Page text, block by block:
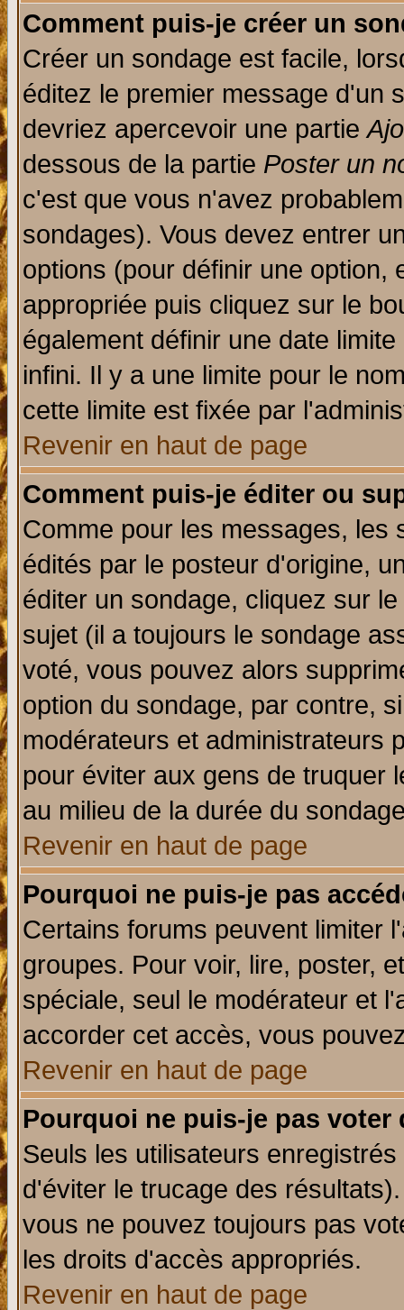
Comment puis-je créer un
Créer un sondage est facile,
éditez le premier message d'un
devriez apercevoir une partie
dessous de la partie Poster un
c'est que vous n'avez
sondages). Vous devez entrer
options (pour définir une option,
appropriée puis cliquez sur le
également définir une date
infini. Il y a une limite pour le
cette limite est fixée par
Revenir en haut de page
Comment puis-je éditer ou
Comme pour les messages, les
édités par le posteur d'origine,
éditer un sondage, cliquez sur
sujet (il a toujours le sondage
voté, vous pouvez alors
option du sondage, par contre,
modérateurs et administrateurs
pour éviter aux gens de truquer
au milieu de la durée du
Revenir en haut de page
Pourquoi ne puis-je pas
Certains forums peuvent limiter
groupes. Pour voir, lire, poster,
spéciale, seul le modérateur et
accorder cet accès, vous
Revenir en haut de page
Pourquoi ne puis-je pas voter
Seuls les utilisateurs
d'éviter le trucage des
vous ne pouvez toujours pas
les droits d'accès appropriés.
Revenir en haut de page